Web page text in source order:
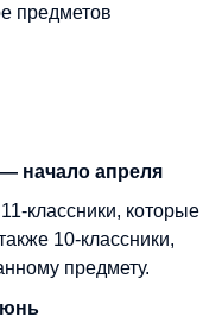
предметов
начало апреля
классники, которые
10-классники,
предмету.